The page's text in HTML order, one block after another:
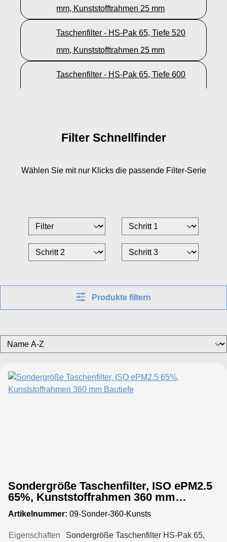
mm, Kunststofftrahmen 25 mm
Taschenfilter - HS-Pak 65, Tiefe 520
mm, Kunststofftrahmen 25 mm
Taschenfilter - HS-Pak 65, Tiefe 600
Filter Schnellfinder
Wählen Sie mit nur Klicks die passende Filter-Serie
Produkte filtern
Sondergröße Taschenfilter, ISO ePM2.5
65%, Kunststoffrahmen 360 mm
Bautiefe
Artikelnummer: 09-Sonder-360-Kunsts
Eigenschaften
Sondergröße Taschenfilter HS-Pak 65,